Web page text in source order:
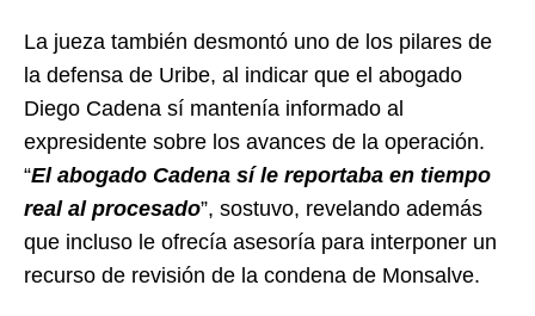
La jueza también desmontó uno de los pilares de
la defensa de Uribe, al indicar que el abogado
Diego Cadena sí mantenía informado al
expresidente sobre los avances de la operación.
“El abogado Cadena sí le reportaba en tiempo
real al procesado”, sostuvo, revelando además
que incluso le ofrecía asesoría para interponer un
recurso de revisión de la condena de Monsalve.